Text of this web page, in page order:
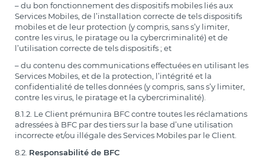
– du bon fonctionnement des dispositifs mobiles liés aux
Services Mobiles, de l’installation correcte de tels dispositifs
mobiles et de leur protection (y compris, sans s’y limiter,
contre les virus, le piratage ou la cybercriminalité) et de
l’utilisation correcte de tels dispositifs ; et
– du contenu des communications effectuées en utilisant les
Services Mobiles, et de la protection, l’intégrité et la
confidentialité de telles données (y compris, sans s’y limiter,
contre les virus, le piratage et la cybercriminalité).
8.1.2. Le Client prémunira BFC contre toutes les réclamations
adressées à BFC par des tiers sur la base d’une utilisation
incorrecte et/ou illégale des Services Mobiles par le Client.
8.2. Responsabilité de BFC